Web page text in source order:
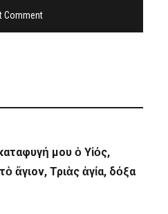
μου ὁ Υἱός,
ἅγιον, Τριὰς ἁγία, δόξα